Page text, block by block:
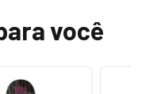
você